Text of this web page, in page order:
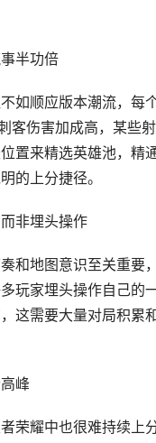
半功倍
如顺应版本潮流，每
客伤害加成高，某些
置来精选英雄池，
的上分捷径。
非埋头操作
和地图意识至关重
玩家埋头操作自己
这需要大量对局积
峰
荣耀中也很难持续上